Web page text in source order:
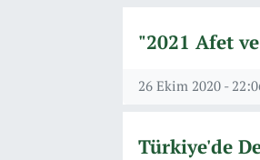
"2021 Afet
26 Ekim 2020 -
Türkiye'de